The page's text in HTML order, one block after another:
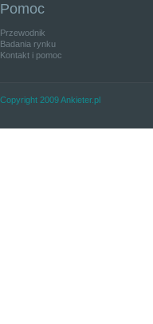
Pomoc
Przewodnik
Badania rynku
Kontakt i pomoc
Copyright 2009 Ankieter.pl